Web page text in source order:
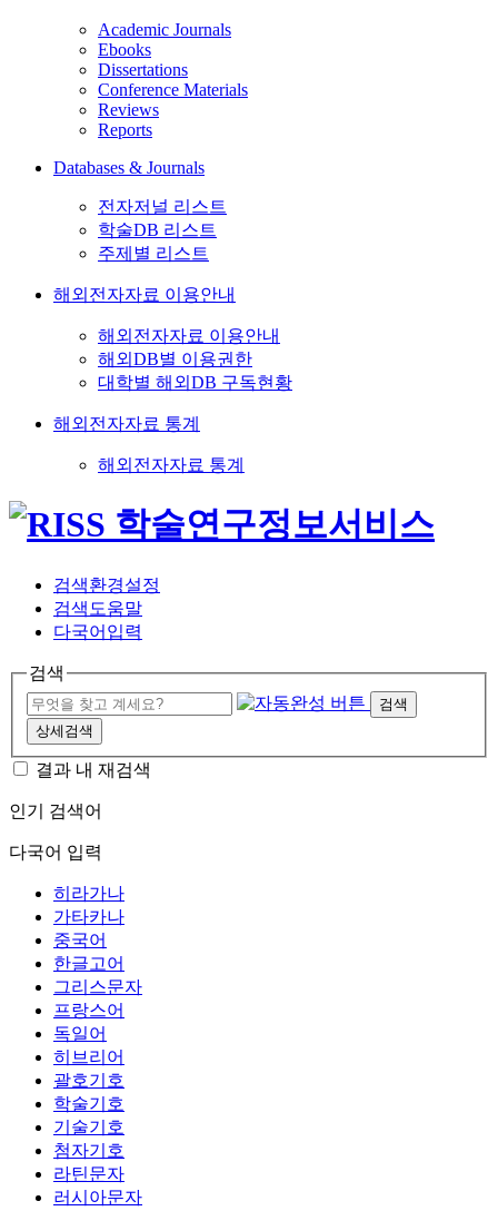
Academic Journals
Ebooks
Dissertations
Conference Materials
Reviews
Reports
Databases & Journals
전자저널 리스트
학술DB 리스트
주제별 리스트
해외전자자료 이용안내
해외전자자료 이용안내
해외DB별 이용권한
대학별 해외DB 구독현황
해외전자자료 통계
해외전자자료 통계
검색환경설정
검색도움말
다국어입력
검색
검색
상세검색
결과 내 재검색
인기 검색어
다국어 입력
히라가나
가타카나
중국어
한글고어
그리스문자
프랑스어
독일어
히브리어
괄호기호
학술기호
기술기호
첨자기호
라틴문자
러시아문자